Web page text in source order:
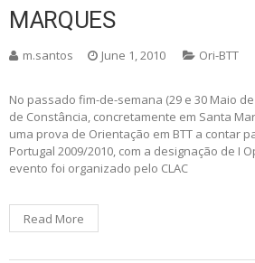
MARQUES
m.santos June 1, 2010 Ori-BTT
No passado fim-de-semana (29 e 30 Maio
de Constância, concretamente em Santa
uma prova de Orientação em BTT a contar
Portugal 2009/2010, com a designação de I
evento foi organizado pelo CLAC
Read More